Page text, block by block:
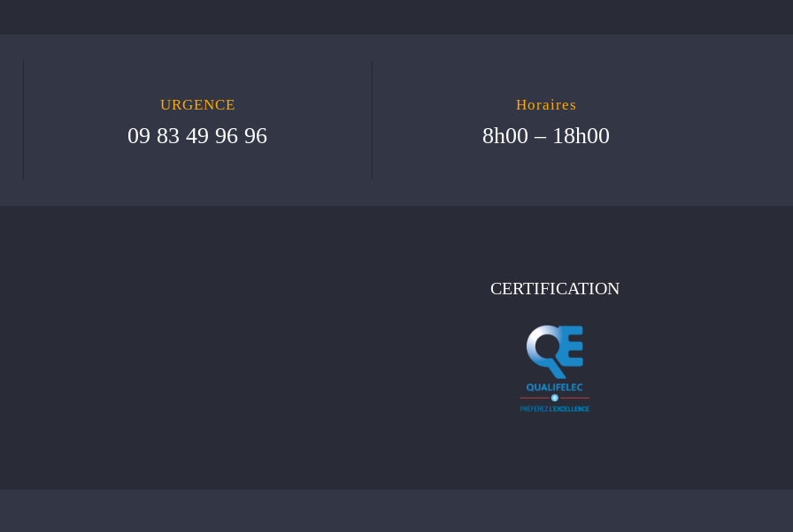
URGENCE
09 83 49 96 96
Horaires
8h00 – 18h00
CERTIFICATION